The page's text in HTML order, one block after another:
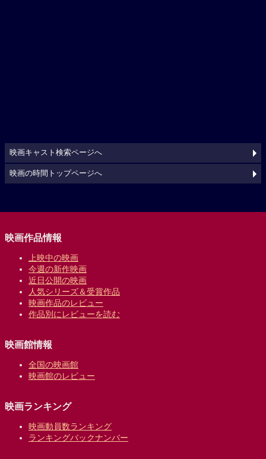
映画キャスト検索ページへ
映画の時間トップページへ
映画作品情報
上映中の映画
今週の新作映画
近日公開の映画
人気シリーズ＆受賞作品
映画作品のレビュー
作品別にレビューを読む
映画館情報
全国の映画館
映画館のレビュー
映画ランキング
映画動員数ランキング
ランキングバックナンバー